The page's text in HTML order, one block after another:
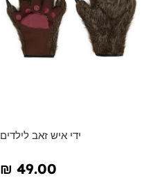
ידי איש זאב לילדים
₪‎ 49.00